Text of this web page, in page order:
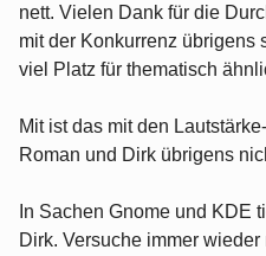
nett. Vielen Dank für die
mit der Konkurrenz übrigens
viel Platz für thematisch
Mit ist das mit den
Roman und Dirk übrigens
In Sachen Gnome und KDE
Dirk. Versuche immer